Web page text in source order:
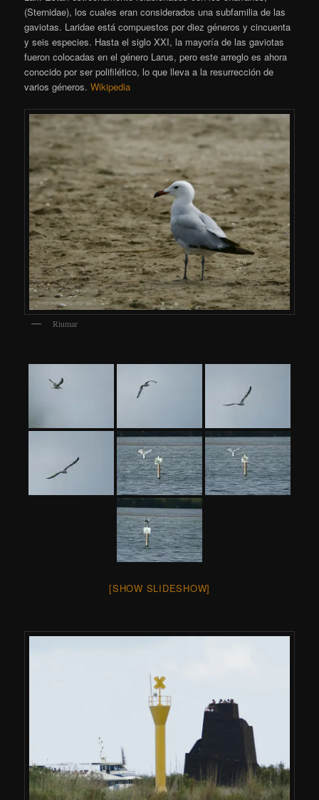
(Sternidae), los cuales eran considerados una subfamilia de las
gaviotas. Laridae está compuestos por diez géneros y cincuenta
y seis especies. Hasta el siglo XXI, la mayoría de las gaviotas
fueron colocadas en el género Larus, pero este arreglo es ahora
conocido por ser polifilético, lo que lleva a la resurrección de
varios géneros.Wikipedia
Riumar
[SHOW SLIDESHOW]